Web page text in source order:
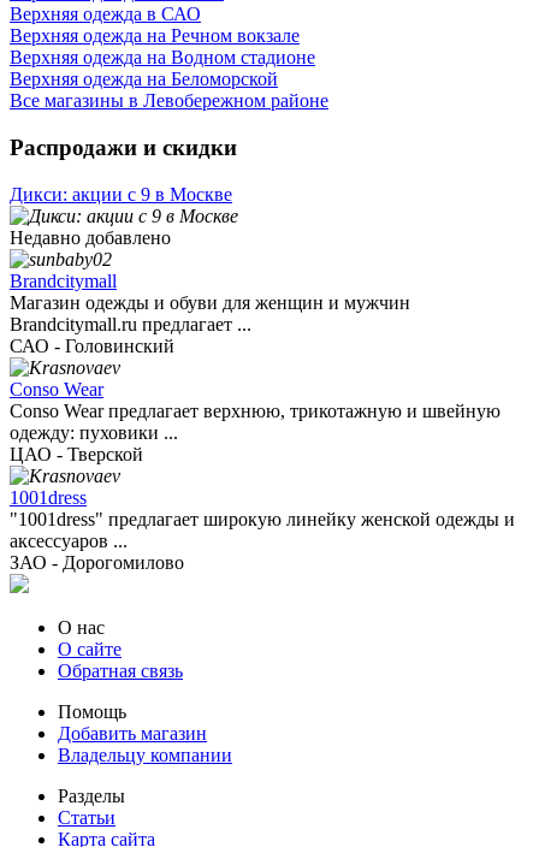
Верхняя одежда в САО
Верхняя одежда на Речном вокзале
Верхняя одежда на Водном стадионе
Верхняя одежда на Беломорской
Все магазины в Левобережном районе
Распродажи и скидки
Дикси: акции с 9 в Москве
Недавно добавлено
Brandcitymall
Магазин одежды и обуви для женщин и мужчин
Brandcitymall.ru предлагает ...
САО - Головинский
Conso Wear
Conso Wear предлагает верхнюю, трикотажную и швейную
одежду: пуховики ...
ЦАО - Тверской
1001dress
"1001dress" предлагает широкую линейку женской одежды и
аксессуаров ...
ЗАО - Дорогомилово
О нас
О сайте
Обратная связь
Помощь
Добавить магазин
Владельцу компании
Разделы
Статьи
Карта сайта